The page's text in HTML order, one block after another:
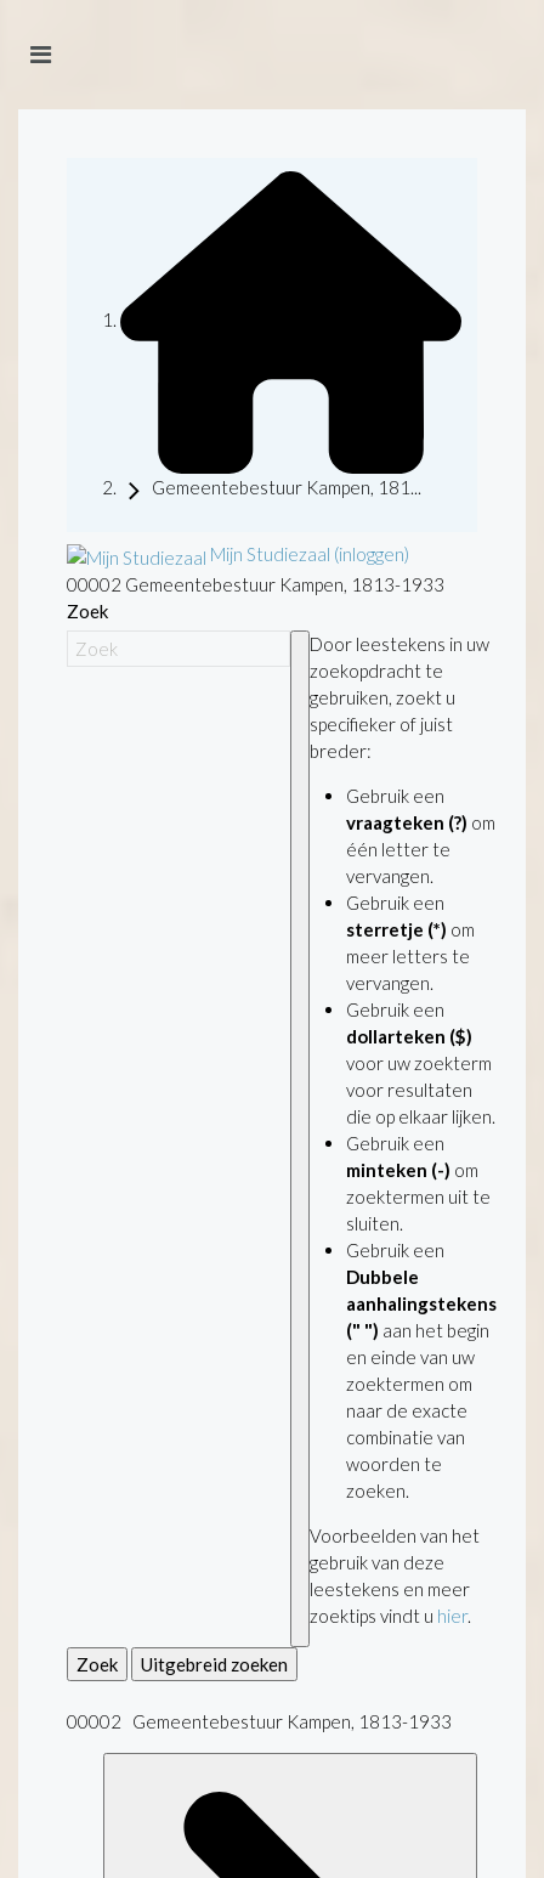
Gemeentebestuur Kampen, 181...
Mijn Studiezaal (inloggen)
00002 Gemeentebestuur Kampen, 1813-1933
Zoek
Door leestekens in uw
zoekopdracht te
gebruiken, zoekt u
specifieker of juist
breder:
Gebruik een
vraagteken (?) om
één letter te
vervangen.
Gebruik een
sterretje (*) om
meer letters te
vervangen.
Gebruik een
dollarteken ($)
voor uw zoekterm
voor resultaten
die op elkaar lijken.
Gebruik een
minteken (-) om
zoektermen uit te
sluiten.
Gebruik een
Dubbele
aanhalingstekens
(" ") aan het begin
en einde van uw
zoektermen om
naar de exacte
combinatie van
woorden te
zoeken.
Voorbeelden van het
gebruik van deze
leestekens en meer
zoektips vindt u hier.
Zoek Uitgebreid zoeken
00002 Gemeentebestuur Kampen, 1813-1933